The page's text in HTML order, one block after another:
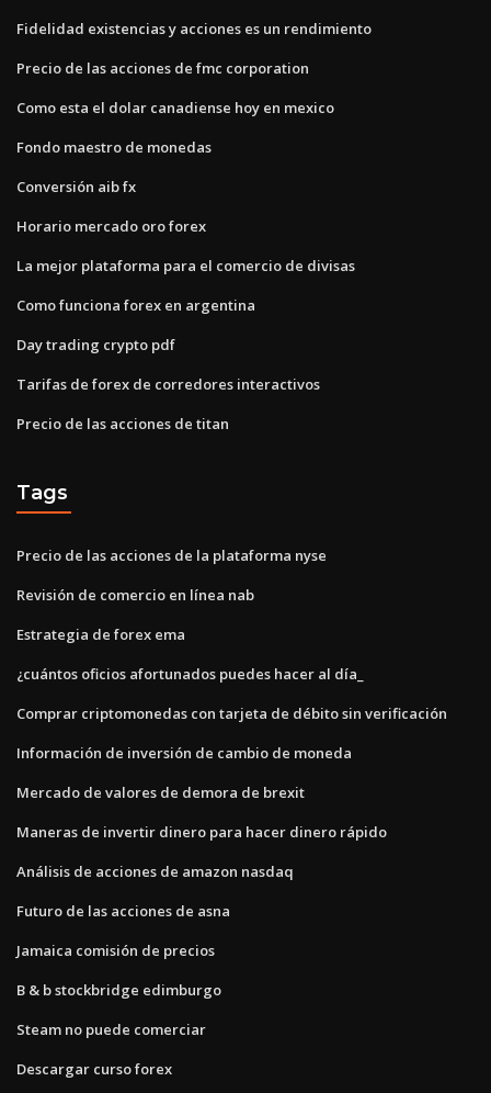
Fidelidad existencias y acciones es un rendimiento
Precio de las acciones de fmc corporation
Como esta el dolar canadiense hoy en mexico
Fondo maestro de monedas
Conversión aib fx
Horario mercado oro forex
La mejor plataforma para el comercio de divisas
Como funciona forex en argentina
Day trading crypto pdf
Tarifas de forex de corredores interactivos
Precio de las acciones de titan
Tags
Precio de las acciones de la plataforma nyse
Revisión de comercio en línea nab
Estrategia de forex ema
¿cuántos oficios afortunados puedes hacer al día_
Comprar criptomonedas con tarjeta de débito sin verificación
Información de inversión de cambio de moneda
Mercado de valores de demora de brexit
Maneras de invertir dinero para hacer dinero rápido
Análisis de acciones de amazon nasdaq
Futuro de las acciones de asna
Jamaica comisión de precios
B & b stockbridge edimburgo
Steam no puede comerciar
Descargar curso forex